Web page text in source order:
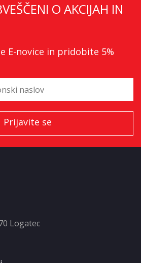
O AKCIJAH IN
E-novice in pridobite 5%
Logatec